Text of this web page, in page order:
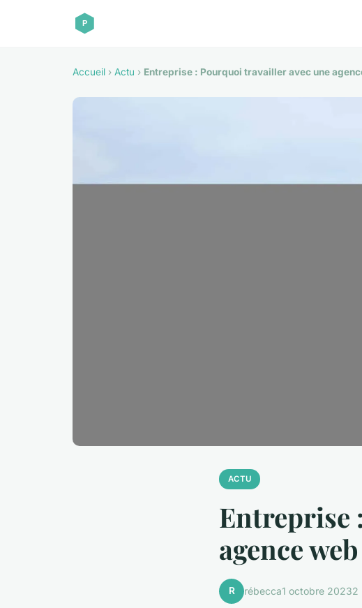
Accueil › Actu › Entreprise : Pourquoi travailler avec une
ACTU
Entreprise
agence
R rébecca1 octobre 20232